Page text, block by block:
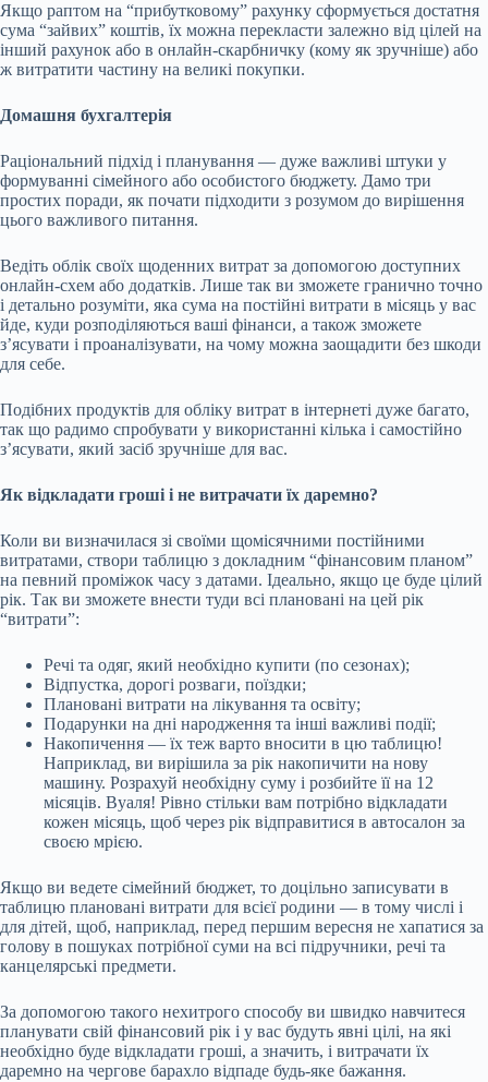
Якщо раптом на “прибутковому” рахунку сформується достатня
сума “зайвих” коштів, їх можна перекласти залежно від цілей на
інший рахунок або в онлайн-скарбничку (кому як зручніше) або
ж витратити частину на великі покупки.
Домашня бухгалтерія
Раціональний підхід і планування — дуже важливі штуки у
формуванні сімейного або особистого бюджету. Дамо три
простих поради, як почати підходити з розумом до вирішення
цього важливого питання.
Ведіть облік своїх щоденних витрат за допомогою доступних
онлайн-схем або додатків. Лише так ви зможете гранично точно
і детально розуміти, яка сума на постійні витрати в місяць у вас
йде, куди розподіляються ваші фінанси, а також зможете
з’ясувати і проаналізувати, на чому можна заощадити без шкоди
для себе.
Подібних продуктів для обліку витрат в інтернеті дуже багато,
так що радимо спробувати у використанні кілька і самостійно
з’ясувати, який засіб зручніше для вас.
Як відкладати гроші і не витрачати їх даремно?
Коли ви визначилася зі своїми щомісячними постійними
витратами, створи таблицю з докладним “фінансовим планом”
на певний проміжок часу з датами. Ідеально, якщо це буде цілий
рік. Так ви зможете внести туди всі плановані на цей рік
“витрати”:
Речі та одяг, який необхідно купити (по сезонах);
Відпустка, дорогі розваги, поїздки;
Плановані витрати на лікування та освіту;
Подарунки на дні народження та інші важливі події;
Накопичення — їх теж варто вносити в цю таблицю!
Наприклад, ви вирішила за рік накопичити на нову
машину. Розрахуй необхідну суму і розбийте її на 12
місяців. Вуаля! Рівно стільки вам потрібно відкладати
кожен місяць, щоб через рік відправитися в автосалон за
своєю мрією.
Якщо ви ведете сімейний бюджет, то доцільно записувати в
таблицю плановані витрати для всієї родини — в тому числі і
для дітей, щоб, наприклад, перед першим вересня не хапатися за
голову в пошуках потрібної суми на всі підручники, речі та
канцелярські предмети.
За допомогою такого нехитрого способу ви швидко навчитеся
планувати свій фінансовий рік і у вас будуть явні цілі, на які
необхідно буде відкладати гроші, а значить, і витрачати їх
даремно на чергове барахло відпаде будь-яке бажання.